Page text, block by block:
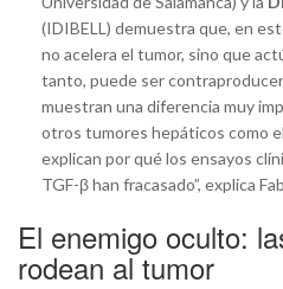
(IDIBELL) demuestra que, en
no acelera el tumor, sino que
tanto, puede ser
muestran una diferencia muy
otros tumores hepáticos como
explican por qué los ensayos
TGF-β han fracasado”, explica
El enemigo oculto:
rodean al tumor